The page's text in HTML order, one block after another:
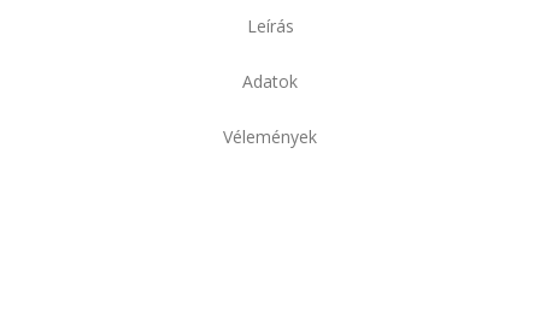
Leírás
Adatok
Vélemények